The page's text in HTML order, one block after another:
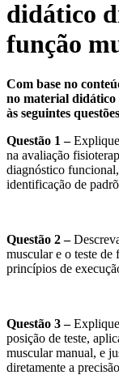
didático
função
Com base no
no material didático
às seguintes
Questão 1 –
na avaliação
diagnóstico
identificação de
Questão 2 –
muscular e o teste de
princípios de
Questão 3 –
posição de teste,
muscular manual, e
diretamente a